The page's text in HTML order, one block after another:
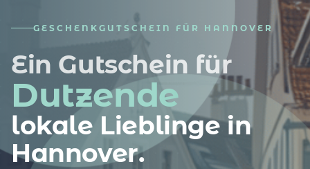
GESCHENKGUTSCHEIN FÜR HANNOVER
Ein Gutschein für
Dutzende
lokale Lieblinge in
Hannover.